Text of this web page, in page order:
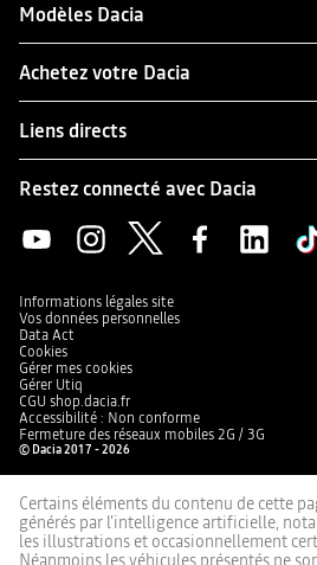
Modèles Dacia
Achetez votre Dacia
Liens directs
Restez connecté avec Dacia
Informations légales site
Vos données personnelles
Data Act
Cookies
Gérer mes cookies
Gérer Utiq
CGU shop.dacia.fr
Accessibilité : Non conforme
Fermeture des réseaux mobiles 2G / 3G
© Dacia 2017 - 2026
Certains éléments du contenu de cette
générés par l'intelligence artificielle,
les illustrations et occasionnellement